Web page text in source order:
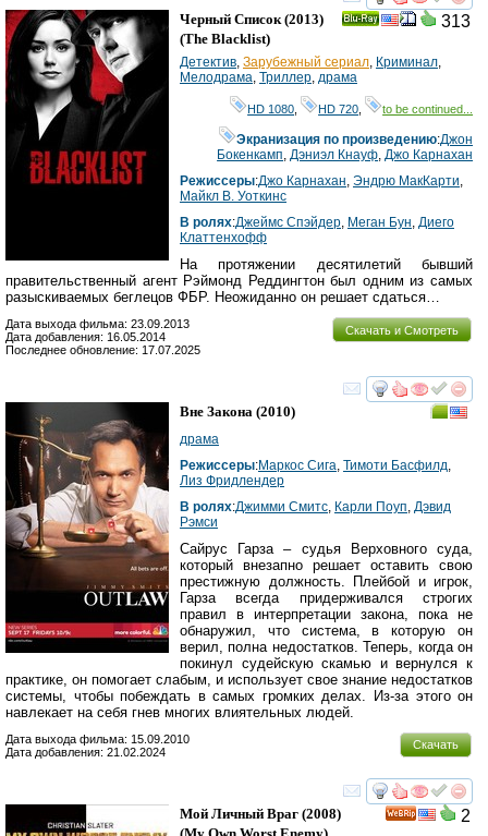
смотреть
313
Черный Список(2013)
(The Blacklist)
Детектив, Зарубежный сериал, Криминал,
Мелодрама, Триллер, драма
HD 1080, HD 720, to be continued...
Экранизация по произведению:Джон
Бокенкамп,Дэниэл Кнауф,Джо Карнахан
Режиссеры:Джо Карнахан, Эндрю МакКарти,
Майкл В. Уоткинс
В ролях:Джеймс Спэйдер, Меган Бун, Диего
Клаттенхофф
На протяжении десятилетий бывший
правительственный агент Рэймонд Реддингтон был одним из самых
разыскиваемых беглецов ФБР. Неожиданно он решает сдаться…
Скачать и Смотреть
Дата выхода фильма: 23.09.2013
Дата добавления: 16.05.2014
Последнее обновление: 17.07.2025
смотреть
Вне Закона (2010)
драма
Режиссеры:Маркос Сига, Тимоти Басфилд,
Лиз Фридлендер
В ролях:Джимми Смитс, Карли Поуп, Дэвид
Рэмси
Сайрус Гарза – судья Верховного суда,
который внезапно решает оставить свою
престижную должность. Плейбой и игрок,
Гарза всегда придерживался строгих
правил в интерпретации закона, пока не
обнаружил, что система, в которую он
верил, полна недостатков. Теперь, когда он
покинул судейскую скамью и вернулся к
практике, он помогает слабым, и использует свое знание недостатков
системы, чтобы побеждать в самых громких делах. Из-за этого он
навлекает на себя гнев многих влиятельных людей.
Скачать
Дата выхода фильма: 15.09.2010
Дата добавления: 21.02.2024
смотреть
2
Мой Личный Враг (2008)